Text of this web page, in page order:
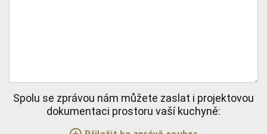
Spolu se zprávou nám můžete zaslat i projektovou
dokumentaci prostoru vaší kuchyně: